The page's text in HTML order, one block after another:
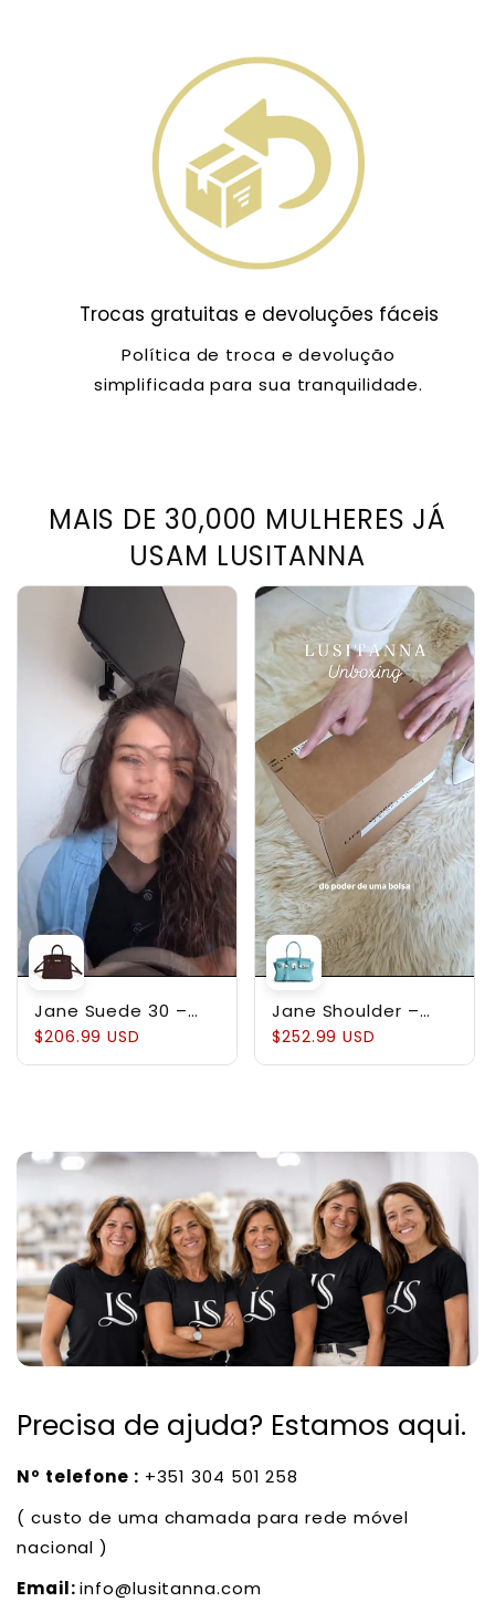
Trocas gratuitas e devoluções fáceis
Política de troca e devolução
simplificada para sua tranquilidade.
MAIS DE 30,000 MULHERES JÁ
USAM LUSITANNA
Jane Suede 30 –
Bolsa em Couro
$206.99 USD
Jane Shoulder –
Bolsa Estruturada
$252.99 USD
Precisa de ajuda? Estamos aqui.
Nº telefone : +351 304 501 258
( custo de uma chamada para rede móvel
nacional )
Email:info@lusitanna.com